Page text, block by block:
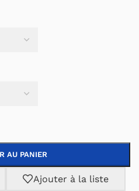
AU PANIER
Ajouter à la liste